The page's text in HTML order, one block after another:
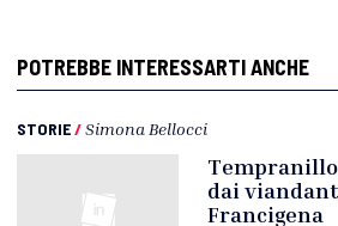
POTREBBE INTERESSARTI ANCHE
STORIE/Simona Bellocci
dai
Francigena